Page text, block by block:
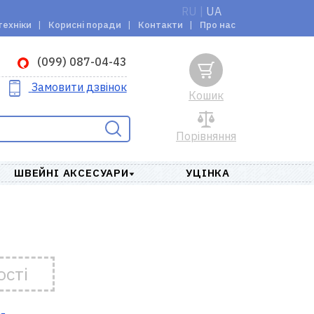
RU UA
Корисні поради Контакти Про нас
(099) 087-04-43
Замовити дзвінок
Порівняння
Кошик
ШВЕЙНІ АКСЕСУАРИ УЦІНКА